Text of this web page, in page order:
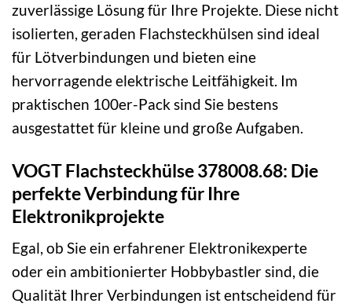
zuverlässige Lösung für Ihre Projekte. Diese nicht
isolierten, geraden Flachsteckhülsen sind ideal
für Lötverbindungen und bieten eine
hervorragende elektrische Leitfähigkeit. Im
praktischen 100er-Pack sind Sie bestens
ausgestattet für kleine und große Aufgaben.
VOGT Flachsteckhülse 378008.68: Die
perfekte Verbindung für Ihre
Elektronikprojekte
Egal, ob Sie ein erfahrener Elektronikexperte
oder ein ambitionierter Hobbybastler sind, die
Qualität Ihrer Verbindungen ist entscheidend für